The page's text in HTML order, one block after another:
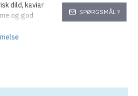
dild, kaviar
og god
frisk timian
SPØRGSMÅL ?